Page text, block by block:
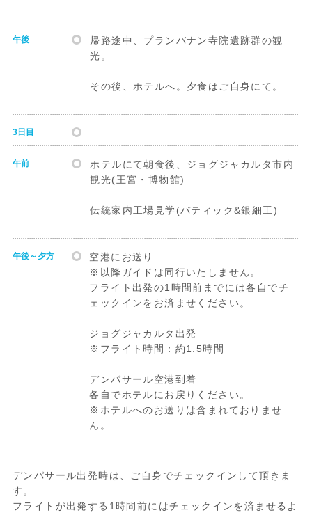
午後
帰路途中、プランバナン寺院遺跡群の観
光。
その後、ホテルへ。夕食はご自身にて。
3日目
午前
ホテルにて朝食後、ジョグジャカルタ市内
観光(王宮・博物館)
伝統家内工場見学(バティック&銀細工)
午後～夕方
空港にお送り
※以降ガイドは同行いたしません。
フライト出発の1時間前までには各自でチ
ェックインをお済ませください。
ジョグジャカルタ出発
※フライト時間：約1.5時間
デンパサール空港到着
各自でホテルにお戻りください。
※ホテルへのお送りは含まれておりませ
ん。
デンパサール出発時は、ご自身でチェックインして頂きま
す。
フライトが出発する1時間前にはチェックインを済ませるよ